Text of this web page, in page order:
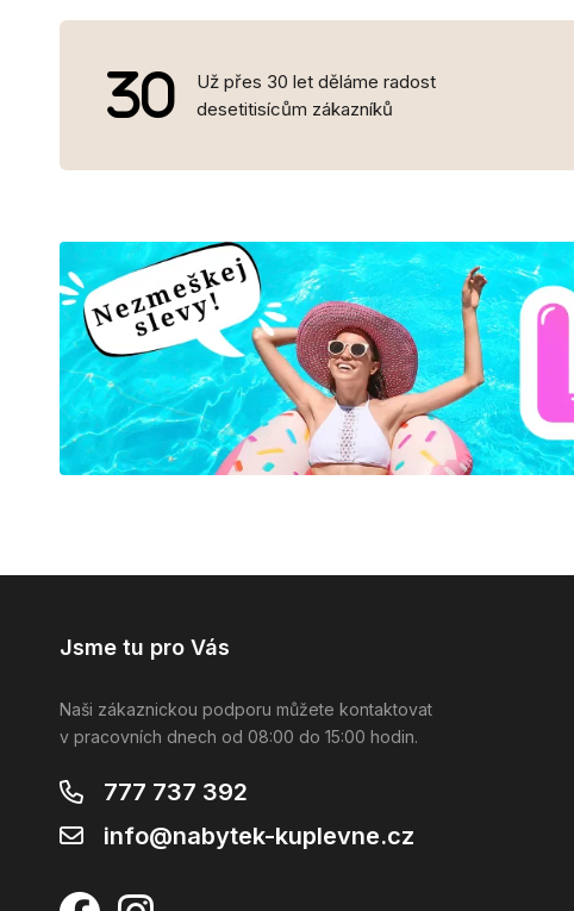
Už přes 30 let děláme radost
desetitisícům zákazníků
Jsme tu pro Vás
Naši zákaznickou podporu můžete kontaktovat
v pracovních dnech od 08:00 do 15:00 hodin.
777 737 392
info@nabytek-kuplevne.cz